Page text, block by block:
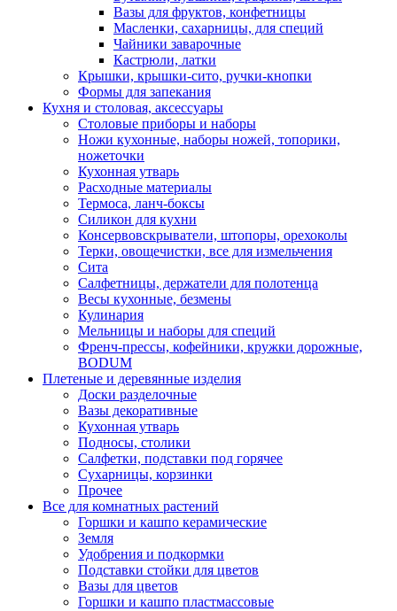
Вазы для фруктов, конфетницы
Масленки, сахарницы, для специй
Чайники заварочные
Кастрюли, латки
Крышки, крышки-сито, ручки-кнопки
Формы для запекания
Кухня и столовая, аксессуары
Столовые приборы и наборы
Ножи кухонные, наборы ножей, топорики,
ножеточки
Кухонная утварь
Расходные материалы
Термоса, ланч-боксы
Силикон для кухни
Консервовскрыватели, штопоры, орехоколы
Терки, овощечистки, все для измельчения
Сита
Салфетницы, держатели для полотенца
Весы кухонные, безмены
Кулинария
Мельницы и наборы для специй
Френч-прессы, кофейники, кружки дорожные,
BODUM
Плетеные и деревянные изделия
Доски разделочные
Вазы декоративные
Кухонная утварь
Подносы, столики
Салфетки, подставки под горячее
Сухарницы, корзинки
Прочее
Все для комнатных растений
Горшки и кашпо керамические
Земля
Удобрения и подкормки
Подставки стойки для цветов
Вазы для цветов
Горшки и кашпо пластмассовые